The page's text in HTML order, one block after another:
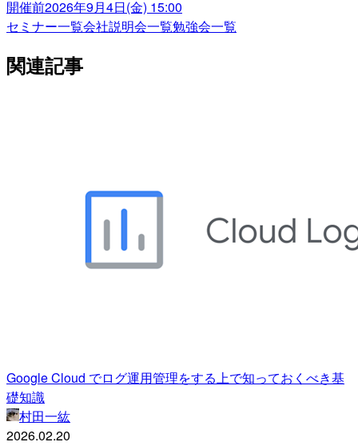
開催前2026年9月4日(金) 15:00
セミナー一覧会社説明会一覧勉強会一覧
関連記事
Google Cloud でログ運用管理をする上で知っておくべき基
礎知識
村田一紘
2026.02.20